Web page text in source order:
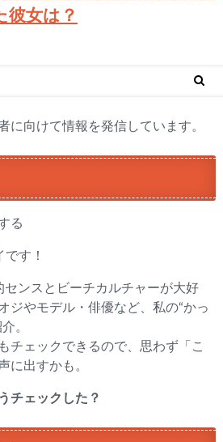
彼女は？
に向けて情報を発信しています。
る
です！
センスとビーチカルチャーが大好
ジやモデル・俳優など、私の“かっ
。
チェックできるので、思わず「こ
に出すかも。
チェックした？